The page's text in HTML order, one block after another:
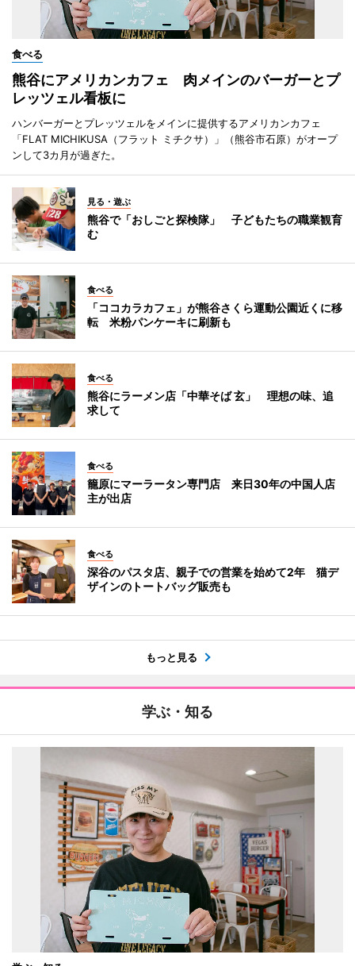
食べる
熊谷にアメリカンカフェ 肉メインのバーガーとプ
レッツェル看板に
ハンバーガーとプレッツェルをメインに提供するアメリカンカフェ
「FLAT MICHIKUSA（フラット ミチクサ）」（熊谷市石原）がオープ
ンして3カ月が過ぎた。
見る・遊ぶ
熊谷で「おしごと探検隊」 子どもたちの職業観育
む
食べる
「ココカラカフェ」が熊谷さくら運動公園近くに移
転 米粉パンケーキに刷新も
食べる
熊谷にラーメン店「中華そば 玄」 理想の味、追
求して
食べる
籠原にマーラータン専門店 来日30年の中国人店
主が出店
食べる
深谷のパスタ店、親子での営業を始めて2年 猫デ
ザインのトートバッグ販売も
もっと見る
学ぶ・知る